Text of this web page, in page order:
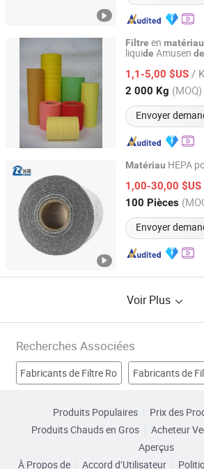
Filtre en matériau
liquide Amusen de
1,1-5,00 $US /
2 000 Kg (MOQ)
Envoyer
HEBEI AMUSEN FILTER PAPER CO., LTD.
Hebei, China Depuis 2020
Matériau HEPA
1,00-30,00 $US
100 Pièces
Envoyer
Huzhou Raylane New Materials Co., Ltd
Zhejiang, China Depuis
Voir Plus
Recherches Associées
Fabricants de Filtre Ro Fabricants de
Fabricants de matériau de filtre à sac
Produits Populaires
Prix des
Produits Chauds en Gros
Acheteur
Aperçus
À Propos de
Accord d’Utilisateur